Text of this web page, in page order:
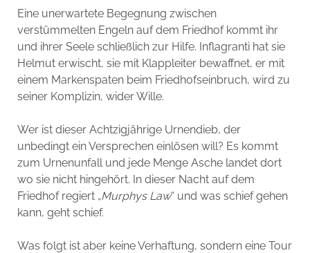
Eine unerwartete Begegnung zwischen
verstümmelten Engeln auf dem Friedhof kommt ihr
und ihrer Seele schließlich zur Hilfe. Inflagranti hat sie
Helmut erwischt, sie mit Klappleiter bewaffnet, er mit
einem Markenspaten beim Friedhofseinbruch, wird zu
seiner Komplizin, wider Wille.
Wer ist dieser Achtzigjährige Urnendieb, der
unbedingt ein Versprechen einlösen will? Es kommt
zum Urnenunfall und jede Menge Asche landet dort
wo sie nicht hingehört. In dieser Nacht auf dem
Friedhof regiert „Murphys Law“ und was schief gehen
kann, geht schief.
Was folgt ist aber keine Verhaftung, sondern eine Tour